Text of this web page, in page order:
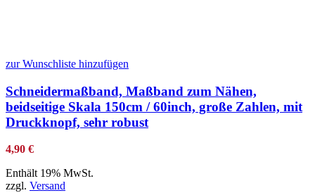
zur Wunschliste hinzufügen
Schneidermaßband, Maßband zum Nähen,
beidseitige Skala 150cm / 60inch, große Zahlen, mit
Druckknopf, sehr robust
4,90 €
Enthält 19% MwSt.
zzgl. Versand